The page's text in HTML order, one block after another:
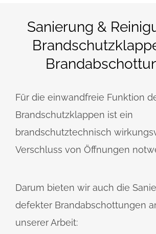
Sanierung &
Für die einwandfreie Funktion
Brandschutzklappen ist ein
brandschutztechnisch
Verschluss von Öffnungen
Darum bieten wir auch die
defekter Brandabschottungen
unserer Arbeit: